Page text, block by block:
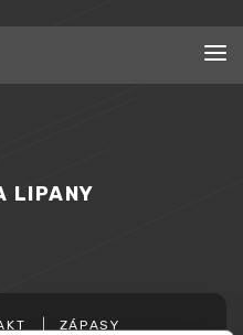
LIPANY
ZÁPASY